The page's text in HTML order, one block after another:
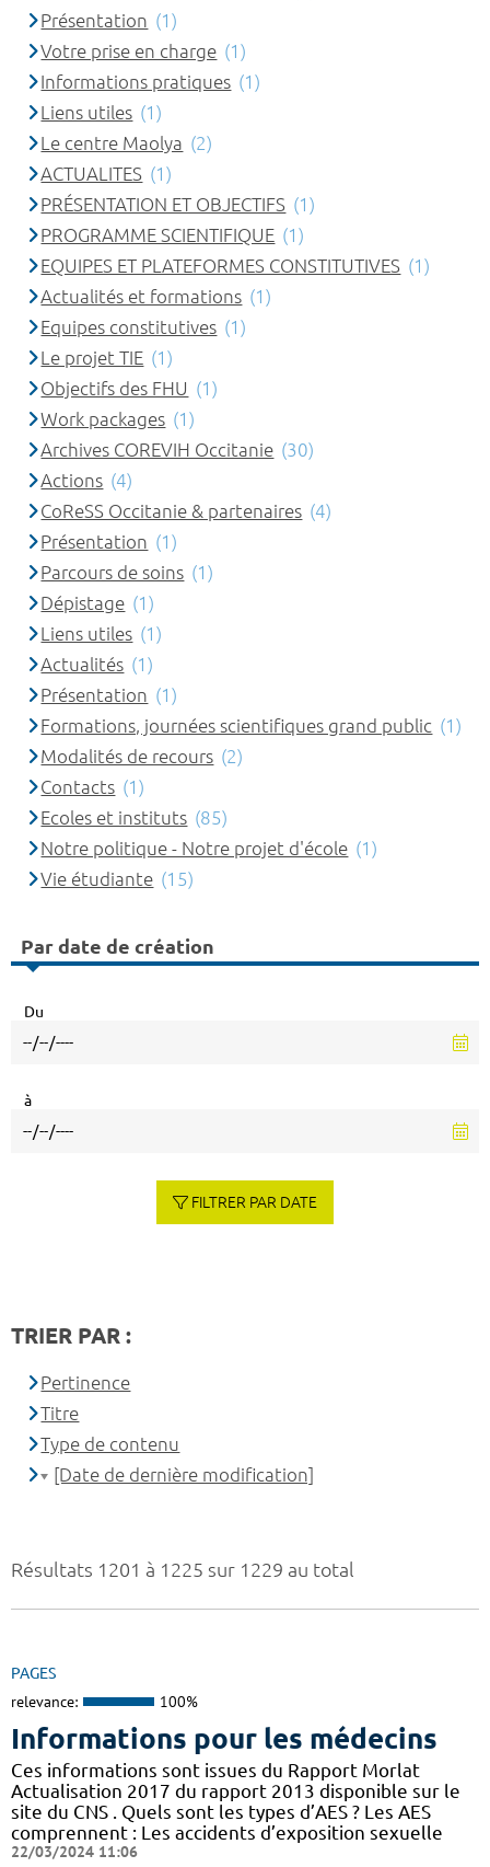
Résultats 1201 à 1225 sur 1229 au total
PAGES
relevance: 100%
Informations pour les médecins
Ces informations sont issues du Rapport Morlat
Actualisation 2017 du rapport 2013 disponible sur le
site du CNS . Quels sont les types d’AES ? Les AES
comprennent : Les accidents d’exposition sexuelle
22/03/2024 11:06
Présentation (1)
Votre prise en charge (1)
Informations pratiques (1)
Liens utiles (1)
Le centre Maolya (2)
ACTUALITES (1)
PRÉSENTATION ET OBJECTIFS (1)
PROGRAMME SCIENTIFIQUE (1)
EQUIPES ET PLATEFORMES CONSTITUTIVES (1)
Actualités et formations (1)
Equipes constitutives (1)
Le projet TIE (1)
Objectifs des FHU (1)
Work packages (1)
Archives COREVIH Occitanie (30)
Actions (4)
CoReSS Occitanie & partenaires (4)
Présentation (1)
Parcours de soins (1)
Dépistage (1)
Liens utiles (1)
Actualités (1)
Présentation (1)
Formations, journées scientifiques grand public (1)
Modalités de recours (2)
Contacts (1)
Ecoles et instituts (85)
Notre politique - Notre projet d'école (1)
Vie étudiante (15)
Par date de création
Du
à
FILTRER PAR DATE
TRIER PAR :
Pertinence
Titre
Type de contenu
[Date de dernière modification]